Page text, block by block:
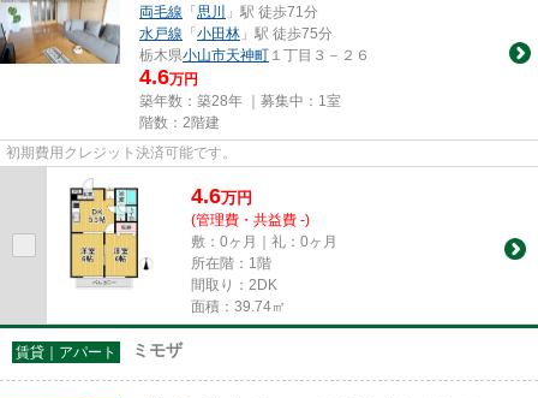
両毛線 「思川
」駅 徒歩71分
水戸線 「小田林 」駅 徒歩75分
栃木県小山市天神町 １丁目３－２６
4.6万円
築年数：築28年 ｜募集中： 1室
階数：2階建
初期費用クレジット決済可能です。
4.6万円
(管理費・共益費 -)
敷：0ヶ月｜礼：0ヶ月
所在階：1階
間取り：2DK
面積：39.74㎡
賃貸｜アパート ミモザ